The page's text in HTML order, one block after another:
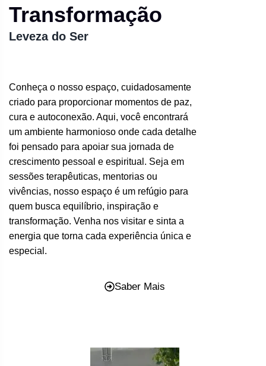
Transformação
Leveza do Ser
Conheça o nosso espaço, cuidadosamente
criado para proporcionar momentos de paz,
cura e autoconexão. Aqui, você encontrará
um ambiente harmonioso onde cada detalhe
foi pensado para apoiar sua jornada de
crescimento pessoal e espiritual. Seja em
sessões terapêuticas, mentorias ou
vivências, nosso espaço é um refúgio para
quem busca equilíbrio, inspiração e
transformação. Venha nos visitar e sinta a
energia que torna cada experiência única e
especial.
Saber Mais